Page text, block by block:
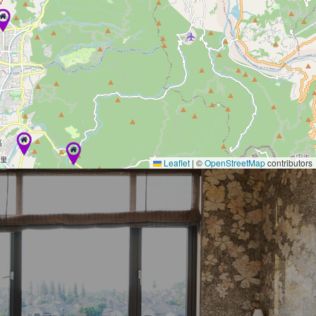
Leaflet | ©OpenStreetMapcontributors